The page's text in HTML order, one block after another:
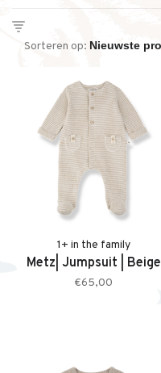
Sorteren op:
1+ in the family
Metz| Jumpsuit | Beige
€65,00